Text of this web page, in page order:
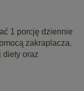
1 porcję dziennie
zakraplacza.
diety oraz